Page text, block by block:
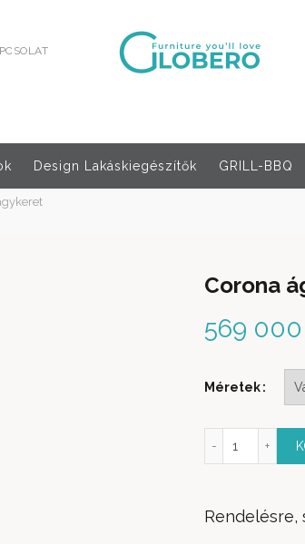
Design Lakáskiegészítők GRILL-BBQ
Corona
569 000
Méretek
Corona ágykeret
Rendelésre,